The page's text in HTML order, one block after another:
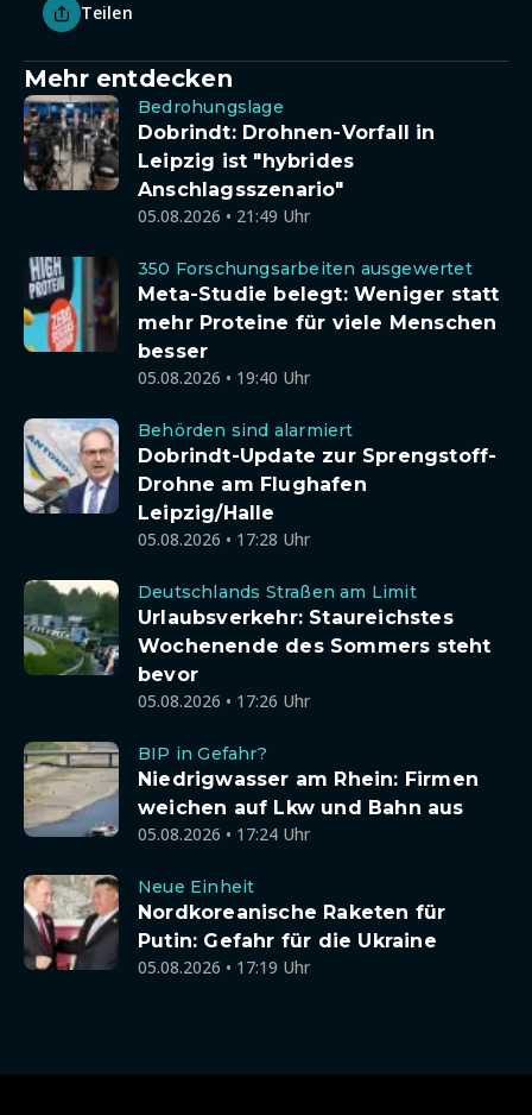
Teilen
Mehr entdecken
Bedrohungslage
Dobrindt: Drohnen-Vorfall in
Leipzig ist "hybrides
Anschlagsszenario"
05.08.2026 • 21:49 Uhr
350 Forschungsarbeiten ausgewertet
Meta-Studie belegt: Weniger statt
mehr Proteine für viele Menschen
besser
05.08.2026 • 19:40 Uhr
Behörden sind alarmiert
Dobrindt-Update zur Sprengstoff-
Drohne am Flughafen
Leipzig/Halle
05.08.2026 • 17:28 Uhr
Deutschlands Straßen am Limit
Urlaubsverkehr: Staureichstes
Wochenende des Sommers steht
bevor
05.08.2026 • 17:26 Uhr
BIP in Gefahr?
Niedrigwasser am Rhein: Firmen
weichen auf Lkw und Bahn aus
05.08.2026 • 17:24 Uhr
Neue Einheit
Nordkoreanische Raketen für
Putin: Gefahr für die Ukraine
05.08.2026 • 17:19 Uhr